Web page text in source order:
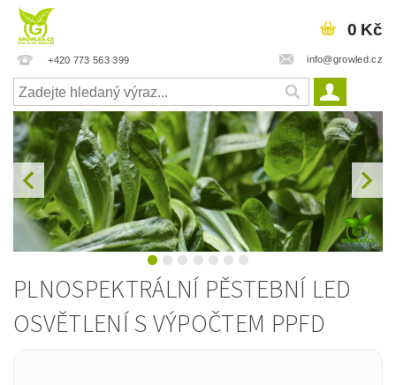
+420 773 563 399 info@growled.cz
0 Kč
PLNOSPEKTRÁLNÍ PĚSTEBNÍ LED
OSVĚTLENÍ S VÝPOČTEM PPFD